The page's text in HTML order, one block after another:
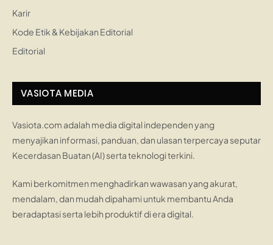
Karir
Kode Etik & Kebijakan Editorial
Editorial
VASIOTA MEDIA
Vasiota.com adalah media digital independen yang
menyajikan informasi, panduan, dan ulasan terpercaya seputar
Kecerdasan Buatan (AI) serta teknologi terkini.
Kami berkomitmen menghadirkan wawasan yang akurat,
mendalam, dan mudah dipahami untuk membantu Anda
beradaptasi serta lebih produktif di era digital.